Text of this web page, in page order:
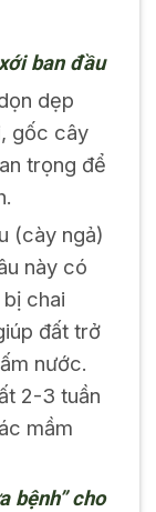
ban đầu
dẹp
gốc cây
trọng để
(cày ngả)
này có
chai
đất trở
nước.
2-3 tuần
mầm
bệnh” cho